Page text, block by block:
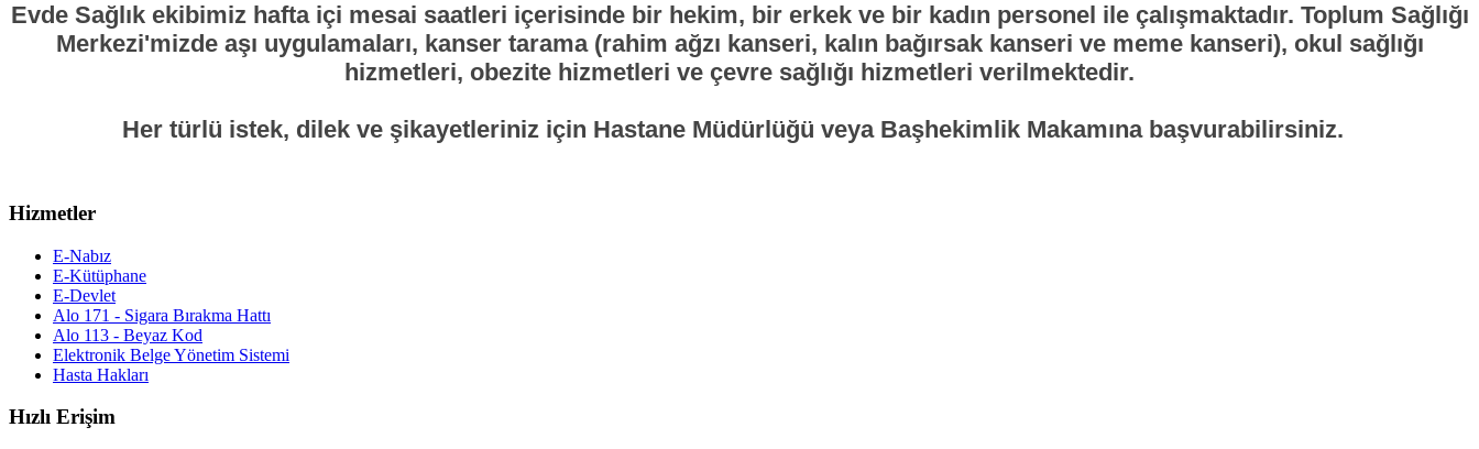
Evde Sağlık ekibimiz hafta içi mesai saatleri içerisinde bir hekim, bir erkek ve bir kadın personel ile çalışmaktadır. Toplum Sağlığı
Merkezi'mizde aşı uygulamaları, kanser tarama (rahim ağzı kanseri, kalın bağırsak kanseri ve meme kanseri), okul sağlığı
hizmetleri, obezite hizmetleri ve çevre sağlığı hizmetleri verilmektedir.
Her türlü istek, dilek ve şikayetleriniz için Hastane Müdürlüğü veya Başhekimlik Makamına başvurabilirsiniz.
Hizmetler
E-Nabız
E-Kütüphane
E-Devlet
Alo 171 - Sigara Bırakma Hattı
Alo 113 - Beyaz Kod
Elektronik Belge Yönetim Sistemi
Hasta Hakları
Hızlı Erişim